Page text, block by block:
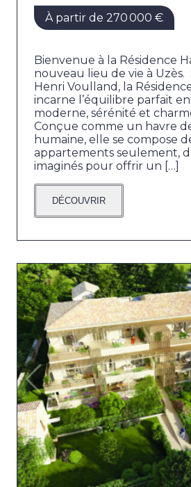
À partir de 270 000 €
Bienvenue à la Résidence
nouveau lieu de vie à Uzès.
Henri Voulland, la
incarne l’équilibre parfait
moderne, sérénité et
Conçue comme un havre
humaine, elle se compose
appartements seulement,
imaginés pour offrir un […]
DÉCOUVRIR